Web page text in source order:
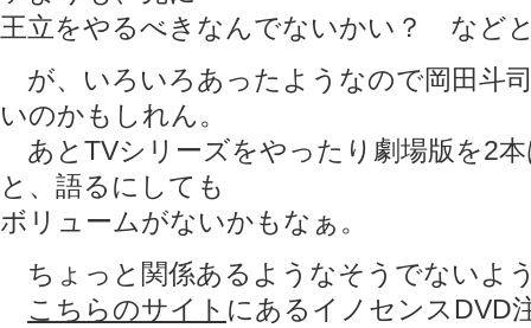
王立をやるべきなんでないかい？ など
が、いろいろあったようなので岡田斗
いのかもしれん。
あとTVシリーズをやったり劇場版を2
と、語るにしても
ボリュームがないかもなぁ。
ちょっと関係あるようなそうでないよ
こちらのサイト にあるイノセンスDVD